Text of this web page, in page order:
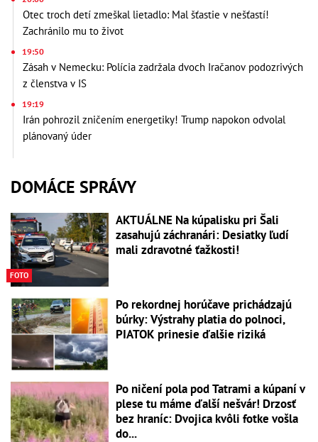
Otec troch detí zmeškal lietadlo: Mal šťastie v nešťastí!
Zachránilo mu to život
19:50
Zásah v Nemecku: Polícia zadržala dvoch Iračanov podozrivých
z členstva v IS
19:19
Irán pohrozil zničením energetiky! Trump napokon odvolal
plánovaný úder
DOMÁCE SPRÁVY
FOTO
AKTUÁLNE Na kúpalisku pri Šali
zasahujú záchranári: Desiatky ľudí
mali zdravotné ťažkosti!
Po rekordnej horúčave prichádzajú
búrky: Výstrahy platia do polnoci,
PIATOK prinesie ďalšie riziká
Po ničení pola pod Tatrami a kúpaní v
plese tu máme ďalší nešvár! Drzosť
bez hraníc: Dvojica kvôli fotke vošla
do...